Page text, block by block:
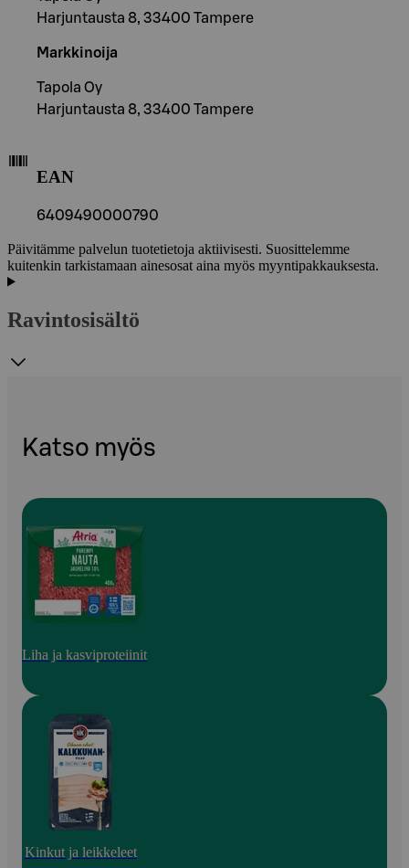
Harjuntausta 8, 33400 Tampere
Markkinoija
Tapola Oy
Harjuntausta 8, 33400 Tampere
EAN
6409490000790
Päivitämme palvelun tuotetietoja aktiivisesti. Suosittelemme
kuitenkin tarkistamaan ainesosat aina myös myyntipakkauksesta.
Ravintosisältö
Katso myös
Liha ja kasviproteiinit
Kinkut ja leikkeleet